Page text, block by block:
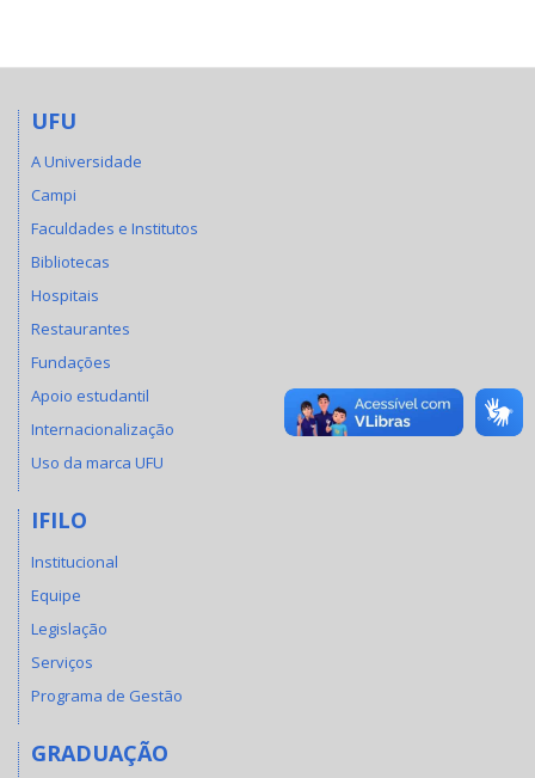
UFU
A Universidade
Campi
Faculdades e Institutos
Bibliotecas
Hospitais
Restaurantes
Fundações
Apoio estudantil
Internacionalização
Uso da marca UFU
IFILO
Institucional
Equipe
Legislação
Serviços
Programa de Gestão
GRADUAÇÃO